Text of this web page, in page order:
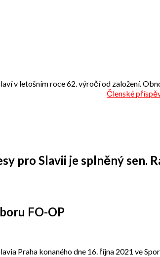
v letošním roce 62. výročí od založení.
Členské
pro Slavii je splněný sen.
FO-OP
Praha konaného dne 16. října 2021 ve